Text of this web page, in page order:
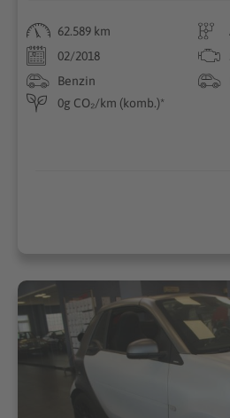
62.589 km
02/2018
Benzin
0g CO₂/km (komb.)*